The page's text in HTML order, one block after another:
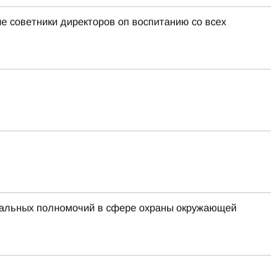
директоров оп воспитанию со всех
полномочий в сфере охраны окружающей